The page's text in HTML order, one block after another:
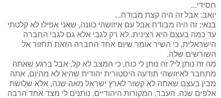
חסידי...
יואב: אבל זה היה קצת מבודח...
בנאי: זה היה מבודח אבל עם איזושהי כוונה, שאני אפילו לא קלטתי
עד כמה בעצם היא רצינית. לא רק לגבי אלא גם לגבי החברה
הישראלית, כי השיר אומר שיום אחד החברה הזאת תחזור אל
השורשים שלה.
מה זה נותן לי? זה נותן לי כוח, כי המצב לא קל, אבל ברגע שאתה
מתחבר לאיזושהי תודעה היסטורית יהודית שהיא לא מהיום, אתה
מבין בעצם שאתה לא קשור לארץ ישראל מאה שנה, אלא שלושת
אלפים שנה. העבר, המקורות היהודיים, נותנים לי מצד אחד הרבה